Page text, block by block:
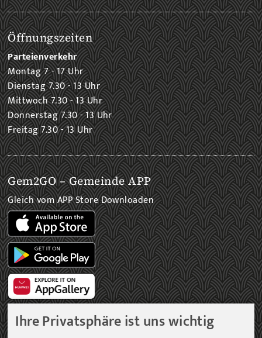
Ihre Privatsphäre ist uns wichtig
Öffnungszeiten
Parteienverkehr
Montag 7 - 17 Uhr
Dienstag 7.30 - 13 Uhr
Mittwoch 7.30 - 13 Uhr
Donnerstag 7.30 - 13 Uhr
Freitag 7.30 - 13 Uhr
Gem2GO – Gemeinde APP
Gleich vom APP Store Downloaden